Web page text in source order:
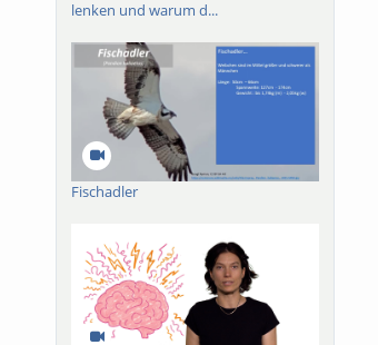
lenken und warum d...
Fischadler